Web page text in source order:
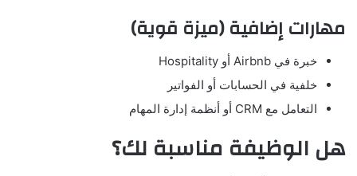
مهارات إضافية (ميزة قوية)
خبرة في Airbnb أو Hospitality
خلفية في الحسابات أو الفواتير
التعامل مع CRM أو أنظمة إدارة المهام
هل الوظيفة مناسبة لك؟